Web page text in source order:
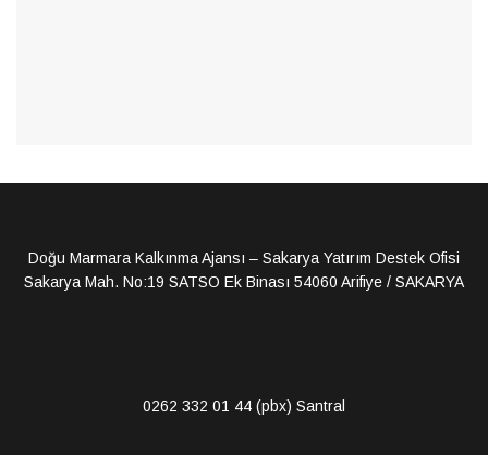
Doğu Marmara Kalkınma Ajansı – Sakarya Yatırım Destek Ofisi
Sakarya Mah. No:19 SATSO Ek Binası 54060 Arifiye / SAKARYA
0262 332 01 44 (pbx) Santral